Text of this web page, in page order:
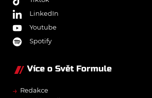
LinkedIn
Youtube
Spotify
Více o Svět Formule
→ Redakce